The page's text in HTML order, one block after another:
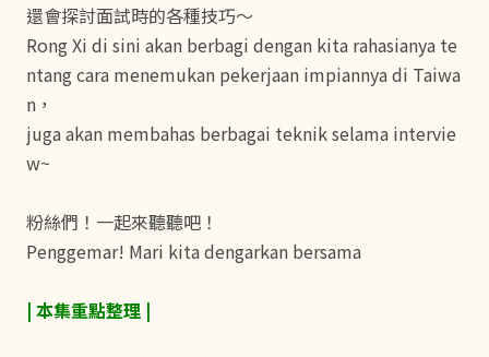
還會探討面試時的各種技巧～
Rong Xi di sini akan berbagi dengan kita rahasianya te
ntang cara menemukan pekerjaan impiannya di Taiwa
n，
juga akan membahas berbagai teknik selama intervie
w~
粉絲們！一起來聽聽吧！
Penggemar! Mari kita dengarkan bersama
| 本集重點整理 |